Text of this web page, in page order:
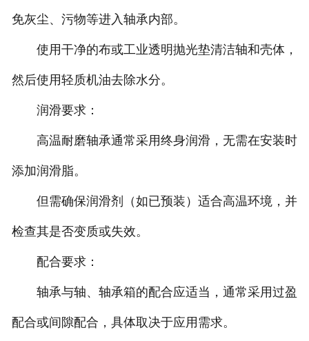
免灰尘、污物等进入轴承内部。
使用干净的布或工业透明抛光垫清洁轴和壳体，
然后使用轻质机油去除水分。
润滑要求：
高温耐磨轴承通常采用终身润滑，无需在安装时
添加润滑脂。
但需确保润滑剂（如已预装）适合高温环境，并
检查其是否变质或失效。
配合要求：
轴承与轴、轴承箱的配合应适当，通常采用过盈
配合或间隙配合，具体取决于应用需求。